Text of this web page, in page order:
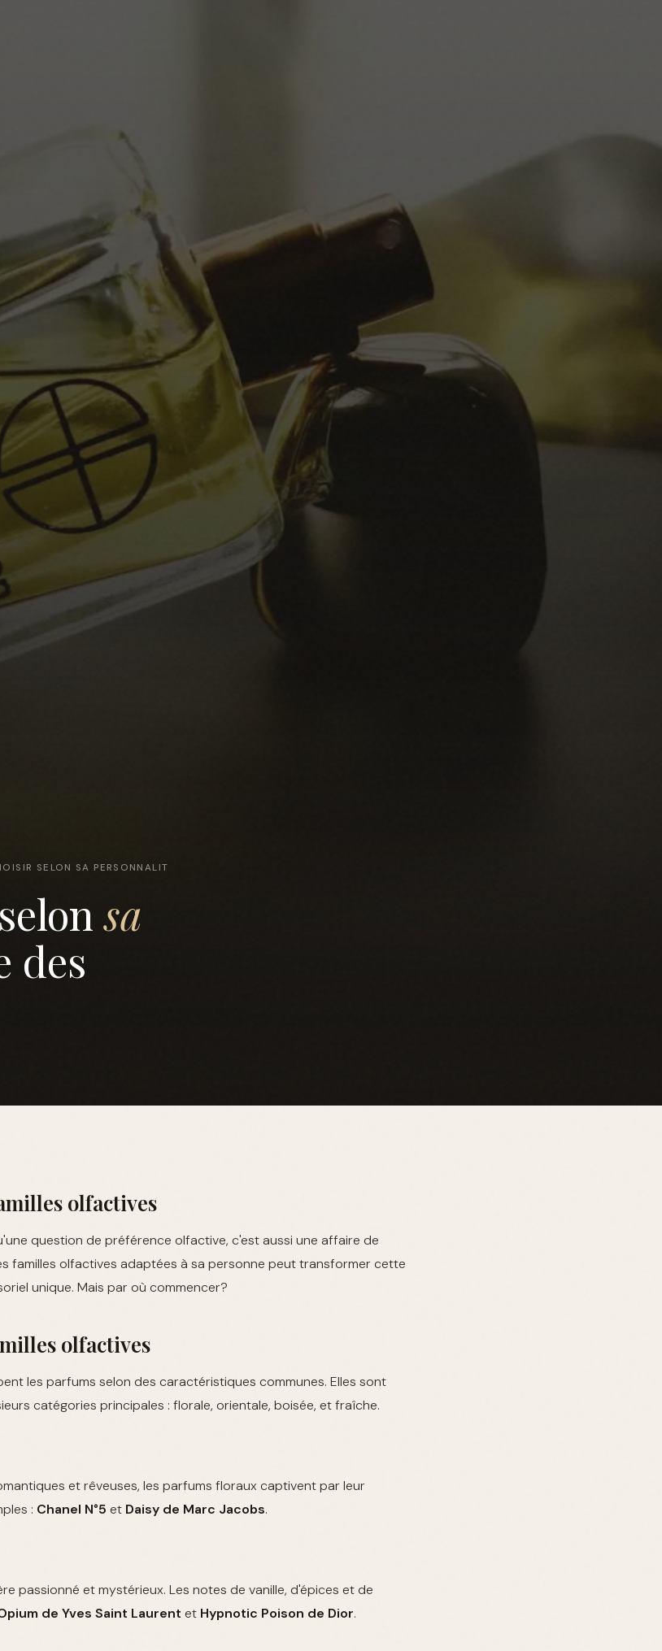
SELON SA PERSONNALIT
sa
des
olfactives
question de préférence olfactive, c'est aussi une affaire de
familles olfactives adaptées à sa personne peut transformer cette
unique. Mais par où commencer?
olfactives
les parfums selon des caractéristiques communes. Elles sont
catégories principales : florale, orientale, boisée, et fraîche.
et rêveuses, les parfums floraux captivent par leur
: Chanel N°5 et Daisy de Marc Jacobs.
passionné et mystérieux. Les notes de vanille, d'épices et de
de Yves Saint Laurent et Hypnotic Poison de Dior.